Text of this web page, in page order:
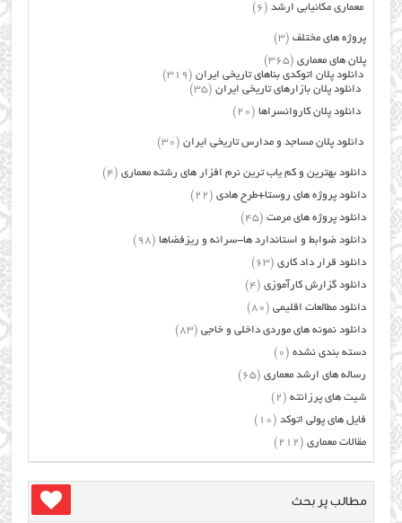
معماری مکانیابی ارشد (6)
پروژه های مختلف (3)
پلان های معماری (365)
دانلود پلان اتوکدی بناهای تاریخی ایران (319)
دانلود پلان بازارهای تاریخی ایران (35)
دانلود پلان کاروانسراها (20)
دانلود پلان مساجد و مدارس تاریخی ایران (30)
دانلود بهترین و کم یاب ترین نرم افزار های رشته معماری (4)
دانلود پروژه های روستا+طرح هادی (22)
دانلود پروژه های مرمت (45)
دانلود ضوابط و استاندارد ها-سرانه و ریزفضاها (98)
دانلود قرار داد کاری (63)
دانلود گزارش کارآموزی (4)
دانلود مطالعات اقلیمی (80)
دانلود نمونه های موردی داخلی و خاجی (83)
دسته بندی نشده (0)
رساله های ارشد معماری (65)
شیت های پرزانته (2)
فایل های پولی اتوکد (10)
مقالات معماری (212)
مطالب پر بحث